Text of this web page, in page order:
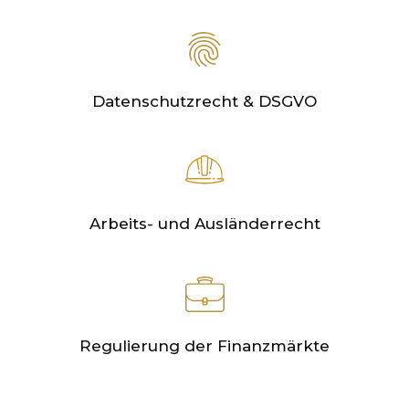
Datenschutzrecht & DSGVO
Arbeits- und Ausländerrecht
Regulierung der Finanzmärkte